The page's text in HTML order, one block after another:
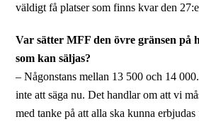
väldigt få platser som finns kvar den
Var sätter MFF den övre gränsen på
som kan säljas?
– Någonstans mellan 13 500 och 14
inte att säga nu. Det handlar om att vi
med tanke på att alla ska kunna